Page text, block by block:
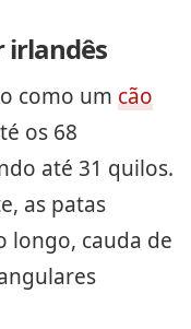
irlandês
como um cão
os 68
até 31 quilos.
as patas
longo, cauda de